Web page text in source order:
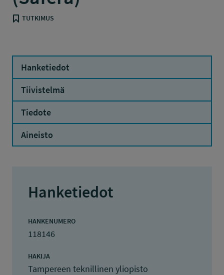
TUTKIMUS
Hanketiedot
Tiivistelmä
Tiedote
Aineisto
Hanketiedot
HANKENUMERO
118146
HAKIJA
Tampereen teknillinen yliopisto